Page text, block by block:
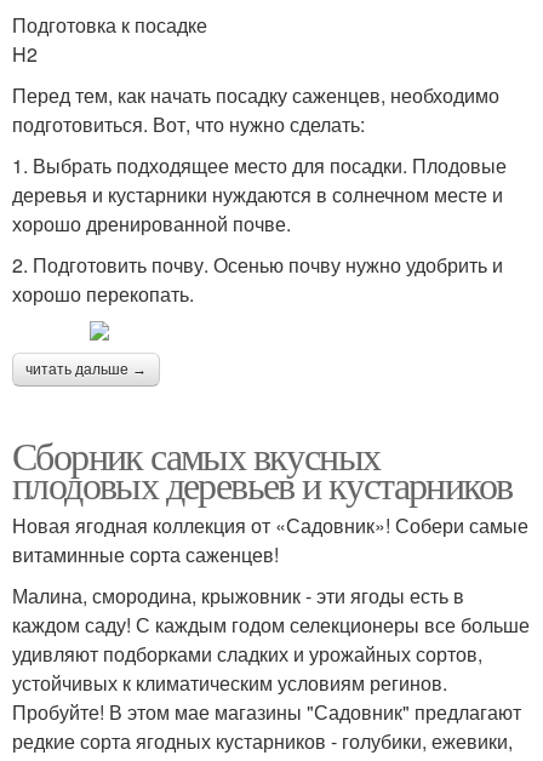
Подготовка к посадке
H2
Перед тем, как начать посадку саженцев, необходимо
подготовиться. Вот, что нужно сделать:
1. Выбрать подходящее место для посадки. Плодовые
деревья и кустарники нуждаются в солнечном месте и
хорошо дренированной почве.
2. Подготовить почву. Осенью почву нужно удобрить и
хорошо перекопать.
читать дальше →
Сборник самых вкусных
плодовых деревьев и кустарников
Новая ягодная коллекция от «Садовник»! Собери самые
витаминные сорта саженцев!
Малина, смородина, крыжовник - эти ягоды есть в
каждом саду! С каждым годом селекционеры все больше
удивляют подборками сладких и урожайных сортов,
устойчивых к климатическим условиям регинов.
Пробуйте! В этом мае магазины "Садовник" предлагают
редкие сорта ягодных кустарников - голубики, ежевики,